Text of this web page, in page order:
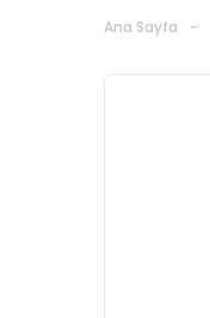
Ana Sayfa